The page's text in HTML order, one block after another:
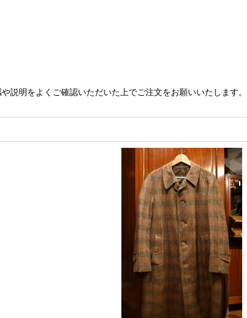
説明をよくご確認いただいた上でご注文をお願いいたします。